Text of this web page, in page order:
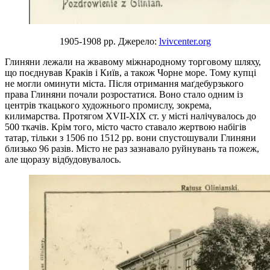
1905-1908 рр. Джерело: lvivcenter.org
Глиняни лежали на жвавому міжнародному торговому шляху,
що поєднував Краків і Київ, а також Чорне море. Тому купці
не могли оминути міста. Після отримання маґдебурзького
права Глиняни почали розростатися. Воно стало одним із
центрів ткацького художнього промислу, зокрема,
килимарства. Протягом XVII-XIX ст. у місті налічувалось до
500 ткачів. Крім того, місто часто ставало жертвою набігів
татар, тільки з 1506 по 1512 рр. вони спустошували Глиняни
близько 96 разів. Місто не раз зазнавало руйнувань та пожеж,
але щоразу відбудовувалось.